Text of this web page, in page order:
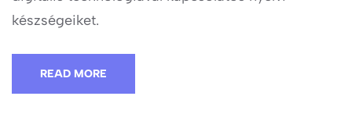
készségeiket.
READ MORE